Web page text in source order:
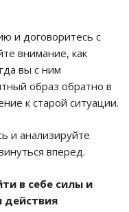
и договоритесь с
внимание, как
вы с ним
образ обратно в
к старой ситуации.
и анализируйте
вперед.
в себе силы и
действия